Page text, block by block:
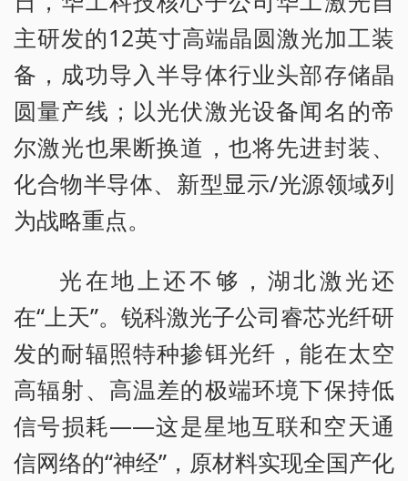
主研发的12英寸高端晶圆激光加工装
备，成功导入半导体行业头部存储晶
圆量产线；以光伏激光设备闻名的帝
尔激光也果断换道，也将先进封装、
化合物半导体、新型显示/光源领域列
为战略重点。
光在地上还不够，湖北激光还
在“上天”。锐科激光子公司睿芯光纤研
发的耐辐照特种掺铒光纤，能在太空
高辐射、高温差的极端环境下保持低
信号损耗——这是星地互联和空天通
信网络的“神经”，原材料实现全国产化